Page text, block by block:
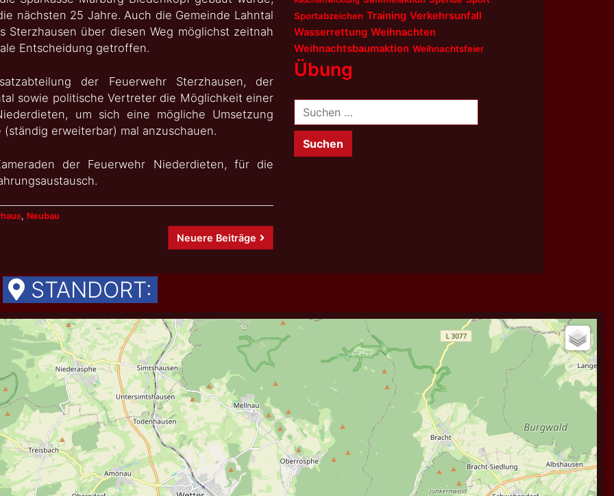
nächsten 25 Jahre. Auch die Gemeinde Lahntal
Sterzhausen über diesen Weg möglichst zeitnah
Entscheidung getroffen.
der Feuerwehr Sterzhausen, der
sowie politische Vertreter die Möglichkeit einer
um sich eine mögliche Umsetzung
erweiterbar) mal anzuschauen.
der Feuerwehr Niederdieten, für die
, Neubau
Neuere Beiträge
Sportabzeichen Training Verkehrsunfall
Wasserrettung Weihnachten
Weihnachtsbaumaktion Weihnachtsfeier
Übung
Suchen
nach:
STANDORT: